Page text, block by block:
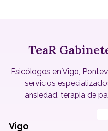
TeaR
Psicólogos en Vigo,
servicios
ansiedad, terapia de
Vigo